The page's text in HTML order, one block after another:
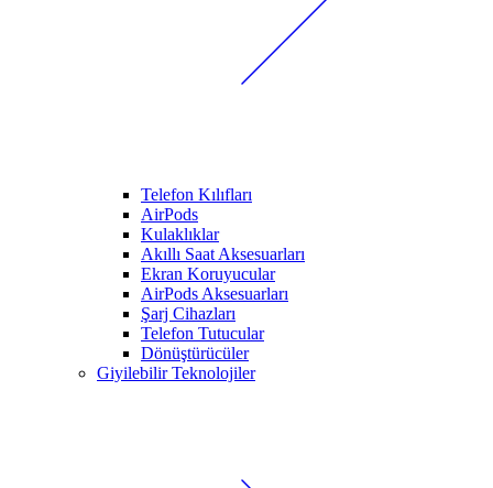
Telefon Kılıfları
AirPods
Kulaklıklar
Akıllı Saat Aksesuarları
Ekran Koruyucular
AirPods Aksesuarları
Şarj Cihazları
Telefon Tutucular
Dönüştürücüler
Giyilebilir Teknolojiler